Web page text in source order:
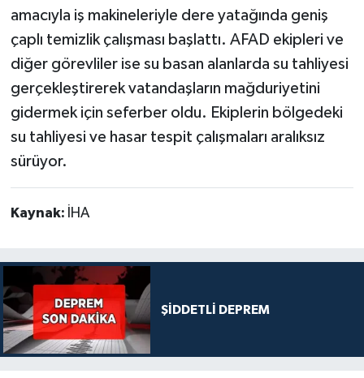
amacıyla iş makineleriyle dere yatağında geniş
çaplı temizlik çalışması başlattı. AFAD ekipleri ve
diğer görevliler ise su basan alanlarda su tahliyesi
gerçekleştirerek vatandaşların mağduriyetini
gidermek için seferber oldu. Ekiplerin bölgedeki
su tahliyesi ve hasar tespit çalışmaları aralıksız
sürüyor.
Kaynak: İHA
ŞİDDETLİ DEPREM